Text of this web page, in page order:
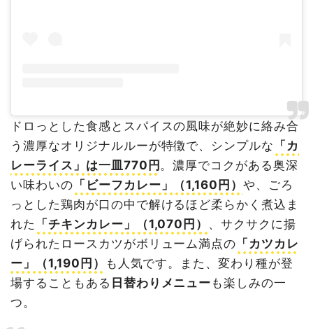
ドロっとした食感とスパイスの風味が絶妙に絡み合
う濃厚なオリジナルルーが特徴で、シンプルな 「カ
レーライス」は一皿770円。濃厚でコクがある奥深
い味わいの 「ビーフカレー」（1,160円）や、ごろ
っとした鶏肉が口の中で解けるほど柔らかく煮込ま
れた
「チキンカレー」（1,070円） 、サクサクに揚
げられたロースカツがボリューム満点の 「カツカレ
ー」（1,190円）
も人気です。また、変わり種が登
場することもある 日替わりメニュー も楽しみの一
つ。